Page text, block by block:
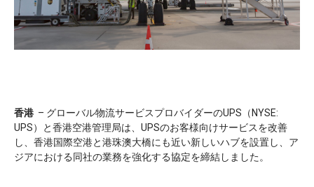
香港 – グローバル物流サービスプロバイダーのUPS（NYSE:
UPS）と香港空港管理局は、UPSのお客様向けサービスを改善
し、香港国際空港と港珠澳大橋にも近い新しいハブを設置し、ア
ジアにおける同社の業務を強化する協定を締結しました。